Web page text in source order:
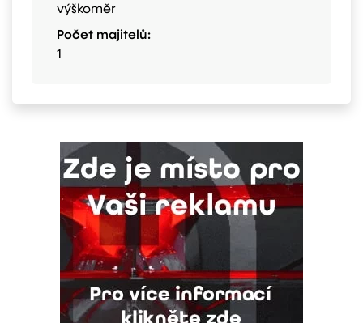
výškoměr
Počet majitelů:
1